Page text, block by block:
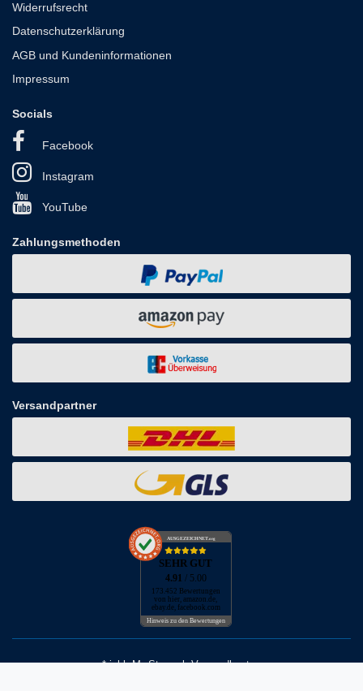
Widerrufsrecht
Datenschutzerklärung
AGB und Kundeninformationen
Impressum
Socials
Facebook
Instagram
YouTube
Zahlungsmethoden
Versandpartner
AUSGEZEICHNET.org
SEHR GUT
4.91 / 5.00
173.452 Bewertungen
von hier, amazon.de,
ebay.de, facebook.com
Hinweis zu den Bewertungen
* inkl. MwSt. zzgl. Versandkosten